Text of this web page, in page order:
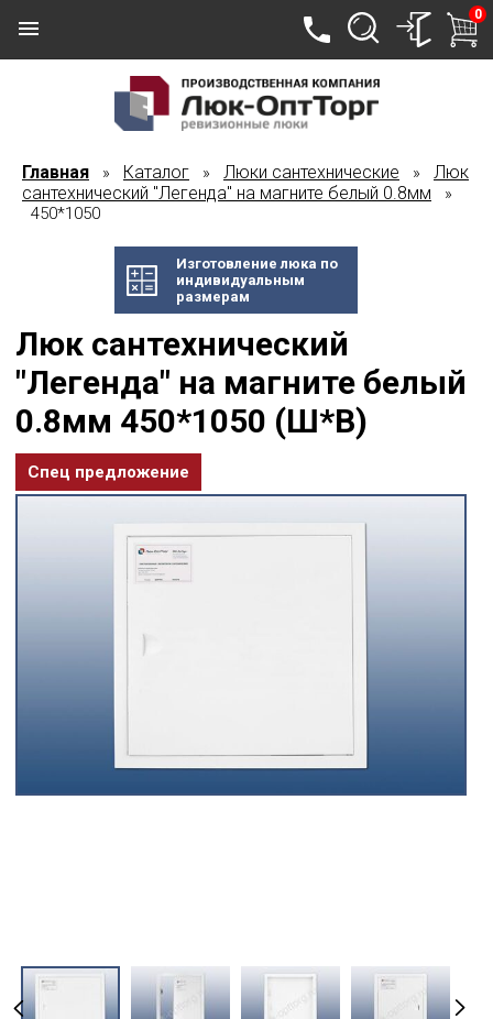
0
Главная » Каталог » Люки сантехнические » Люк
сантехнический "Легенда" на магните белый 0.8мм »
450*1050
Изготовление люка по
индивидуальным
размерам
Люк сантехнический
"Легенда" на магните белый
0.8мм 450*1050 (Ш*В)
Спец предложение